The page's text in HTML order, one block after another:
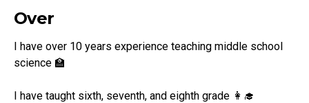
Over
I have over 10 years experience teaching middle school
science 🏫
I have taught sixth, seventh, and eighth grade 👩‍🎓